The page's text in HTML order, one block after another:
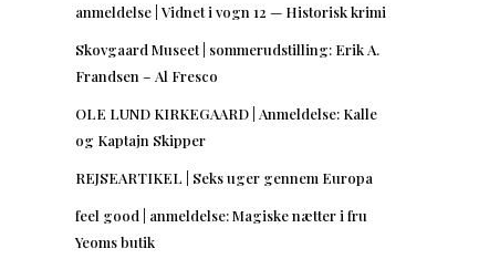
anmeldelse | Vidnet i vogn 12 — Historisk krimi
Skovgaard Museet | sommerudstilling: Erik A.
Frandsen – Al Fresco
OLE LUND KIRKEGAARD | Anmeldelse: Kalle
og Kaptajn Skipper
REJSEARTIKEL | Seks uger gennem Europa
feel good | anmeldelse: Magiske nætter i fru
Yeoms butik